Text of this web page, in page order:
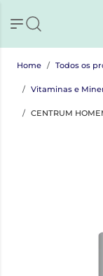
Home Todos os
Vitaminas e
CENTRUM